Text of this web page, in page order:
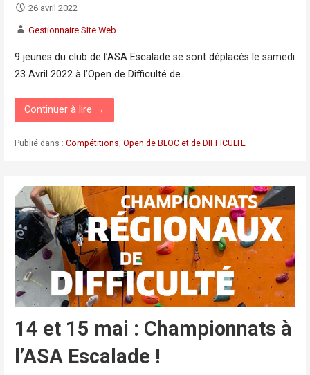
26 avril 2022
Gestionnaire SIte Web
9 jeunes du club de l’ASA Escalade se sont déplacés le samedi
23 Avril 2022 à l’Open de Difficulté de…
Continuer à lire →
Publié dans : Compétitions, Open de BLOC et de DIFFICULTE
14 et 15 mai : Championnats à
l’ASA Escalade !